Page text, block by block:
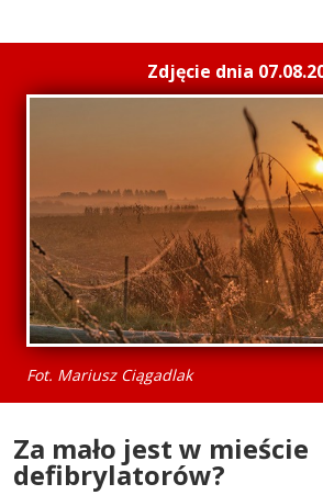
Zdjęcie dnia
Fot. Mariusz Ciągadlak
Za mało jest w mieście
defibrylatorów?